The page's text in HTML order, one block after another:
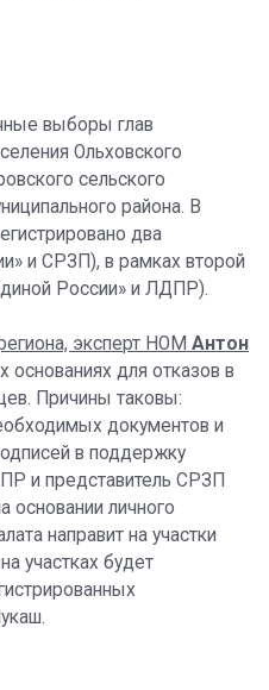
выборы глав
Ольховского
сельского
района. В
два
и СРЗП), в рамках второй
России» и ЛДПР).
эксперт НОМ Антон
основаниях для отказов в
Причины таковы:
документов и
в поддержку
и представитель СРЗП
основании личного
направит на участки
участках будет